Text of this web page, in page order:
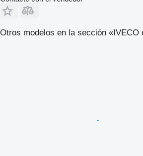
Otros modelos en la sección «IVECO